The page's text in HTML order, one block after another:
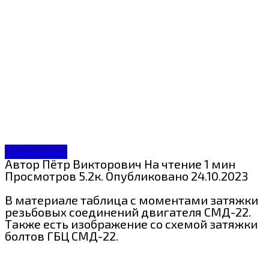
Двигатели
АвторПётр Викторович На чтение 1 мин
Просмотров 5.2к. Опубликовано 24.10.2023
В материале таблица с моментами затяжки
резьбовых соединений двигателя СМД-22.
Также есть изображение со схемой затяжки
болтов ГБЦ СМД-22.